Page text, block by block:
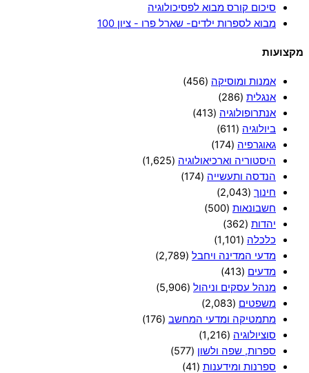
סיכום קורס מבוא לפסיכולוגיה
מבוא לספרות ילדים- שארל פרו - ציון 100
מקצועות
אמנות ומוסיקה (456)
אנגלית (286)
אנתרופולוגיה (413)
ביולוגיה (611)
גאוגרפיה (174)
היסטוריה וארכיאולוגיה (1,625)
הנדסה ותעשייה (174)
חינוך (2,043)
חשבונאות (500)
יהדות (362)
כלכלה (1,101)
מדעי המדינה ויחבל (2,789)
מדעים (413)
מנהל עסקים וניהול (5,906)
משפטים (2,083)
מתמטיקה ומדעי המחשב (176)
סוציולוגיה (1,216)
ספרות, שפה ולשון (577)
ספרנות ומידענות (41)